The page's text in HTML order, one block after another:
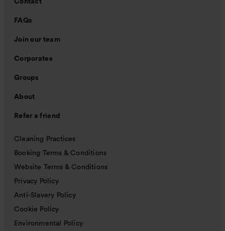
Contact
FAQs
Join our team
Corporates
Groups
About
Refer a friend
Cleaning Practices
Booking Terms & Conditions
Website Terms & Conditions
Privacy Policy
Anti-Slavery Policy
Cookie Policy
Environmental Policy